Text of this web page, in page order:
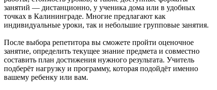
занятий — дистанционно, у ученика дома или в удобных
точках в Калининграде. Многие предлагают как
индивидуальные уроки, так и небольшие групповые занятия.
После выбора репетитора вы сможете пройти оценочное
занятие, определить текущее знание предмета и совместно
составить план достижения нужного результата. Учитель
подберёт нагрузку и программу, которая подойдёт именно
вашему ребенку или вам.